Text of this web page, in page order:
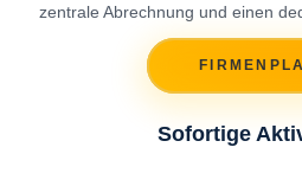
zentrale Abrechnung und einen
Sofortige